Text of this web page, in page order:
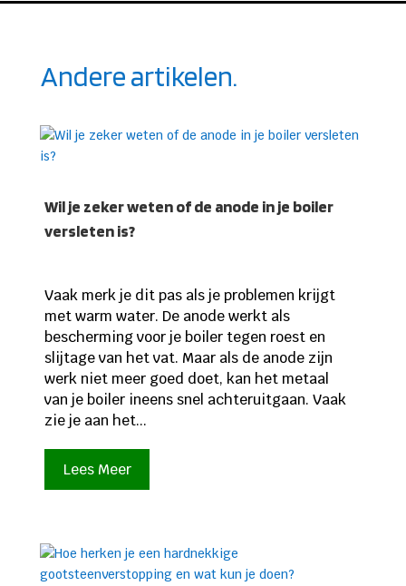
Andere artikelen.
Wil je zeker weten of de anode in je boiler
versleten is?
Vaak merk je dit pas als je problemen krijgt
met warm water. De anode werkt als
bescherming voor je boiler tegen roest en
slijtage van het vat. Maar als de anode zijn
werk niet meer goed doet, kan het metaal
van je boiler ineens snel achteruitgaan. Vaak
zie je aan het...
Lees Meer